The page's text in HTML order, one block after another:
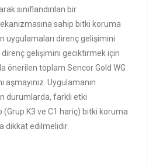
sınıflandırılan bir
sahip bitki koruma
uygulamaları direnç gelişimini
gelişimini geciktirmek için
önerilen toplam Sencor Gold WG
aşmayınız. Uygulamanın
durumlarda, farklı etki
(Grup K3 ve C1 hariç) bitki koruma
dikkat edilmelidir.